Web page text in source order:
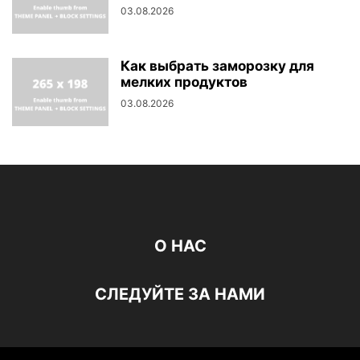
03.08.2026
Как выбрать заморозку для
мелких продуктов
03.08.2026
О НАС
СЛЕДУЙТЕ ЗА НАМИ